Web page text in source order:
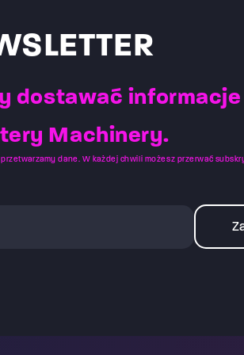
arenie VR cały czas
zareagowania na
dostawać
Machinery.
dane. W każdej chwili możesz przerwać